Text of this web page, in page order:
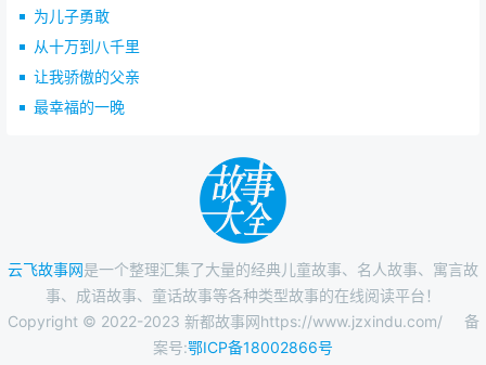
为儿子勇敢
从十万到八千里
让我骄傲的父亲
最幸福的一晚
云飞故事网是一个整理汇集了大量的经典儿童故事、名人故事、寓言故
事、成语故事、童话故事等各种类型故事的在线阅读平台！
Copyright © 2022-2023 新都故事网https://www.jzxindu.com/
备
案号:鄂ICP备18002866号